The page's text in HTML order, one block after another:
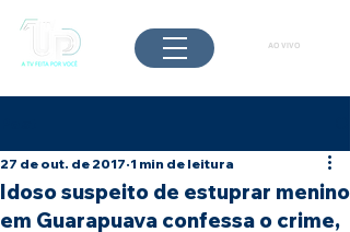
AO VIVO
Idoso suspeito de estuprar menino
em Guarapuava confessa o crime,
27 de out. de 2017 1 min de leitura